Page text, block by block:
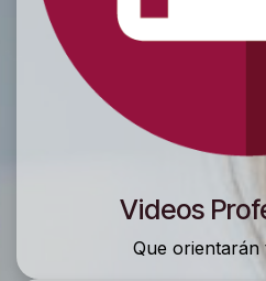
Videos
Que orientarán